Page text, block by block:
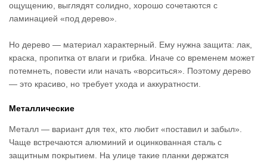
ощущению, выглядят солидно, хорошо сочетаются с
ламинацией «под дерево».
Но дерево — материал характерный. Ему нужна защита: лак,
краска, пропитка от влаги и грибка. Иначе со временем может
потемнеть, повести или начать «ворситься». Поэтому дерево
— это красиво, но требует ухода и аккуратности.
Металлические
Металл — вариант для тех, кто любит «поставил и забыл».
Чаще встречаются алюминий и оцинкованная сталь с
защитным покрытием. На улице такие планки держатся